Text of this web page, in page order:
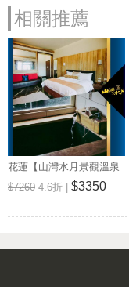
相關推薦
花蓮【山灣水月景觀溫泉
會館】景觀雙人房一泊一
食住宿券(MO)
$7260 4.6折 | $3350